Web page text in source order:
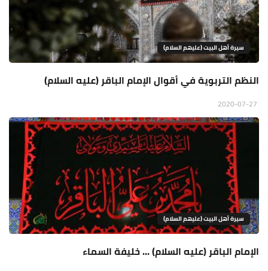
سيرة أهل البيت (عليهم السلام)
النظم التربوية في أقوال الإمام الباقر (عليه السلام)
سيرة أهل البيت (عليهم السلام)
الإمام الباقر (عليه السلام) ... خليفة السماء